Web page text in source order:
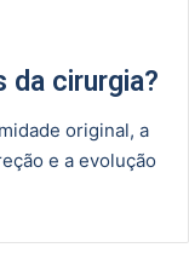
da cirurgia?
original, a
e a evolução